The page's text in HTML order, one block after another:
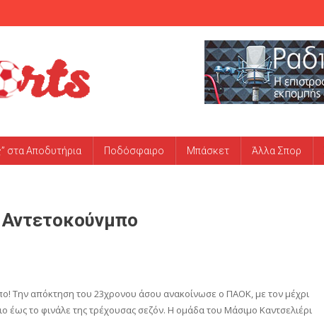
στα Αποδυτήρια Ποδόσφαιρο Μπάσκετ Άλλα Σπορ
Την απόκτηση του 23χρονου άσου ανακοίνωσε ο ΠΑΟΚ, με τον μέχρι
έως το φινάλε της τρέχουσας σεζόν. Η ομάδα του Μάσιμο Καντσελιέρι